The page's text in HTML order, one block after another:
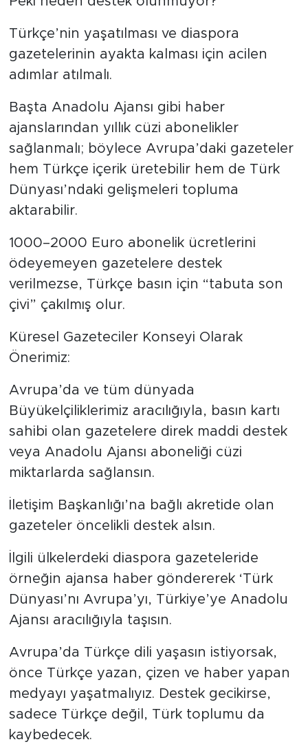
Türkçe’nin yaşatılması ve diaspora
gazetelerinin ayakta kalması için acilen
adımlar atılmalı.
Başta Anadolu Ajansı gibi haber
ajanslarından yıllık cüzi abonelikler
sağlanmalı; böylece Avrupa’daki gazeteler
hem Türkçe içerik üretebilir hem de Türk
Dünyası’ndaki gelişmeleri topluma
aktarabilir.
1000–2000 Euro abonelik ücretlerini
ödeyemeyen gazetelere destek
verilmezse, Türkçe basın için “tabuta son
çivi” çakılmış olur.
Küresel Gazeteciler Konseyi Olarak
Önerimiz:
Avrupa’da ve tüm dünyada
Büyükelçiliklerimiz aracılığıyla, basın kartı
sahibi olan gazetelere direk maddi destek
veya Anadolu Ajansı aboneliği cüzi
miktarlarda sağlansın.
İletişim Başkanlığı’na bağlı akretide olan
gazeteler öncelikli destek alsın.
İlgili ülkelerdeki diaspora gazeteleride
örneğin ajansa haber göndererek ‘Türk
Dünyası’nı Avrupa’yı, Türkiye’ye Anadolu
Ajansı aracılığıyla taşısın.
Avrupa’da Türkçe dili yaşasın istiyorsak,
önce Türkçe yazan, çizen ve haber yapan
medyayı yaşatmalıyız. Destek gecikirse,
sadece Türkçe değil, Türk toplumu da
kaybedecek.